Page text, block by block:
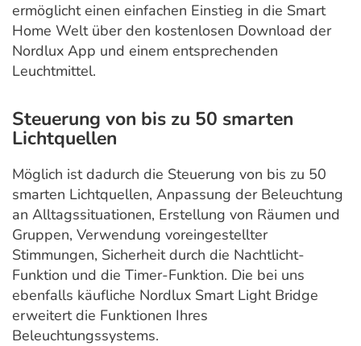
ermöglicht einen einfachen Einstieg in die Smart
Home Welt über den kostenlosen Download der
Nordlux App und einem entsprechenden
Leuchtmittel.
Steuerung von bis zu 50 smarten
Lichtquellen
Möglich ist dadurch die Steuerung von bis zu 50
smarten Lichtquellen, Anpassung der Beleuchtung
an Alltagssituationen, Erstellung von Räumen und
Gruppen, Verwendung voreingestellter
Stimmungen, Sicherheit durch die Nachtlicht-
Funktion und die Timer-Funktion. Die bei uns
ebenfalls käufliche Nordlux Smart Light Bridge
erweitert die Funktionen Ihres
Beleuchtungssystems.